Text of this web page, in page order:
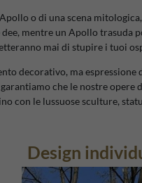
o di una scena
mentre un Apollo
mai di stupire i tuoi
decorativo, ma
che le nostre
con le lussuose sculture,
Design